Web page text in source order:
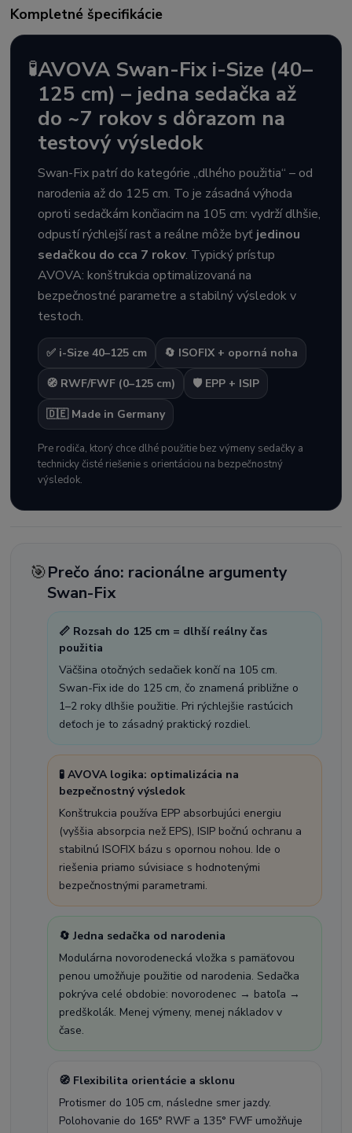
Kompletné špecifikácie
🧪AVOVA Swan-Fix i-Size (40–
125 cm) – jedna sedačka až
do ~7 rokov s dôrazom na
testový výsledok
Swan-Fix patrí do kategórie „dlhého použitia“ – od
narodenia až do 125 cm. To je zásadná výhoda
oproti sedačkám končiacim na 105 cm: vydrží dlhšie,
odpustí rýchlejší rast a reálne môže byť jedinou
sedačkou do cca 7 rokov. Typický prístup
AVOVA: konštrukcia optimalizovaná na
bezpečnostné parametre a stabilný výsledok v
testoch.
✅ i-Size 40–125 cm 🔄 ISOFIX + oporná noha
🧭 RWF/FWF (0–125 cm) 🛡️ EPP + ISIP
🇩🇪 Made in Germany
Pre rodiča, ktorý chce dlhé použitie bez výmeny sedačky a
technicky čisté riešenie s orientáciou na bezpečnostný
výsledok.
🎯Prečo áno: racionálne argumenty
Swan-Fix
📏 Rozsah do 125 cm = dlhší reálny čas
použitia
Väčšina otočných sedačiek končí na 105 cm.
Swan-Fix ide do 125 cm, čo znamená približne o
1–2 roky dlhšie použitie. Pri rýchlejšie rastúcich
deťoch je to zásadný praktický rozdiel.
🧪 AVOVA logika: optimalizácia na
bezpečnostný výsledok
Konštrukcia používa EPP absorbujúci energiu
(vyššia absorpcia než EPS), ISIP bočnú ochranu a
stabilnú ISOFIX bázu s opornou nohou. Ide o
riešenia priamo súvisiace s hodnotenými
bezpečnostnými parametrami.
🔄 Jedna sedačka od narodenia
Modulárna novorodenecká vložka s pamäťovou
penou umožňuje použitie od narodenia. Sedačka
pokrýva celé obdobie: novorodenec → batoľa →
predškolák. Menej výmeny, menej nákladov v
čase.
🧭 Flexibilita orientácie a sklonu
Protismer do 105 cm, následne smer jazdy.
Polohovanie do 165° RWF a 135° FWF umožňuje